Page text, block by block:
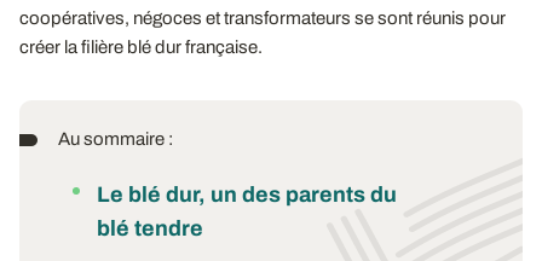
coopératives, négoces et transformateurs se sont réunis pour
créer la filière blé dur française.
Au sommaire :
Le blé dur, un des parents du
blé tendre